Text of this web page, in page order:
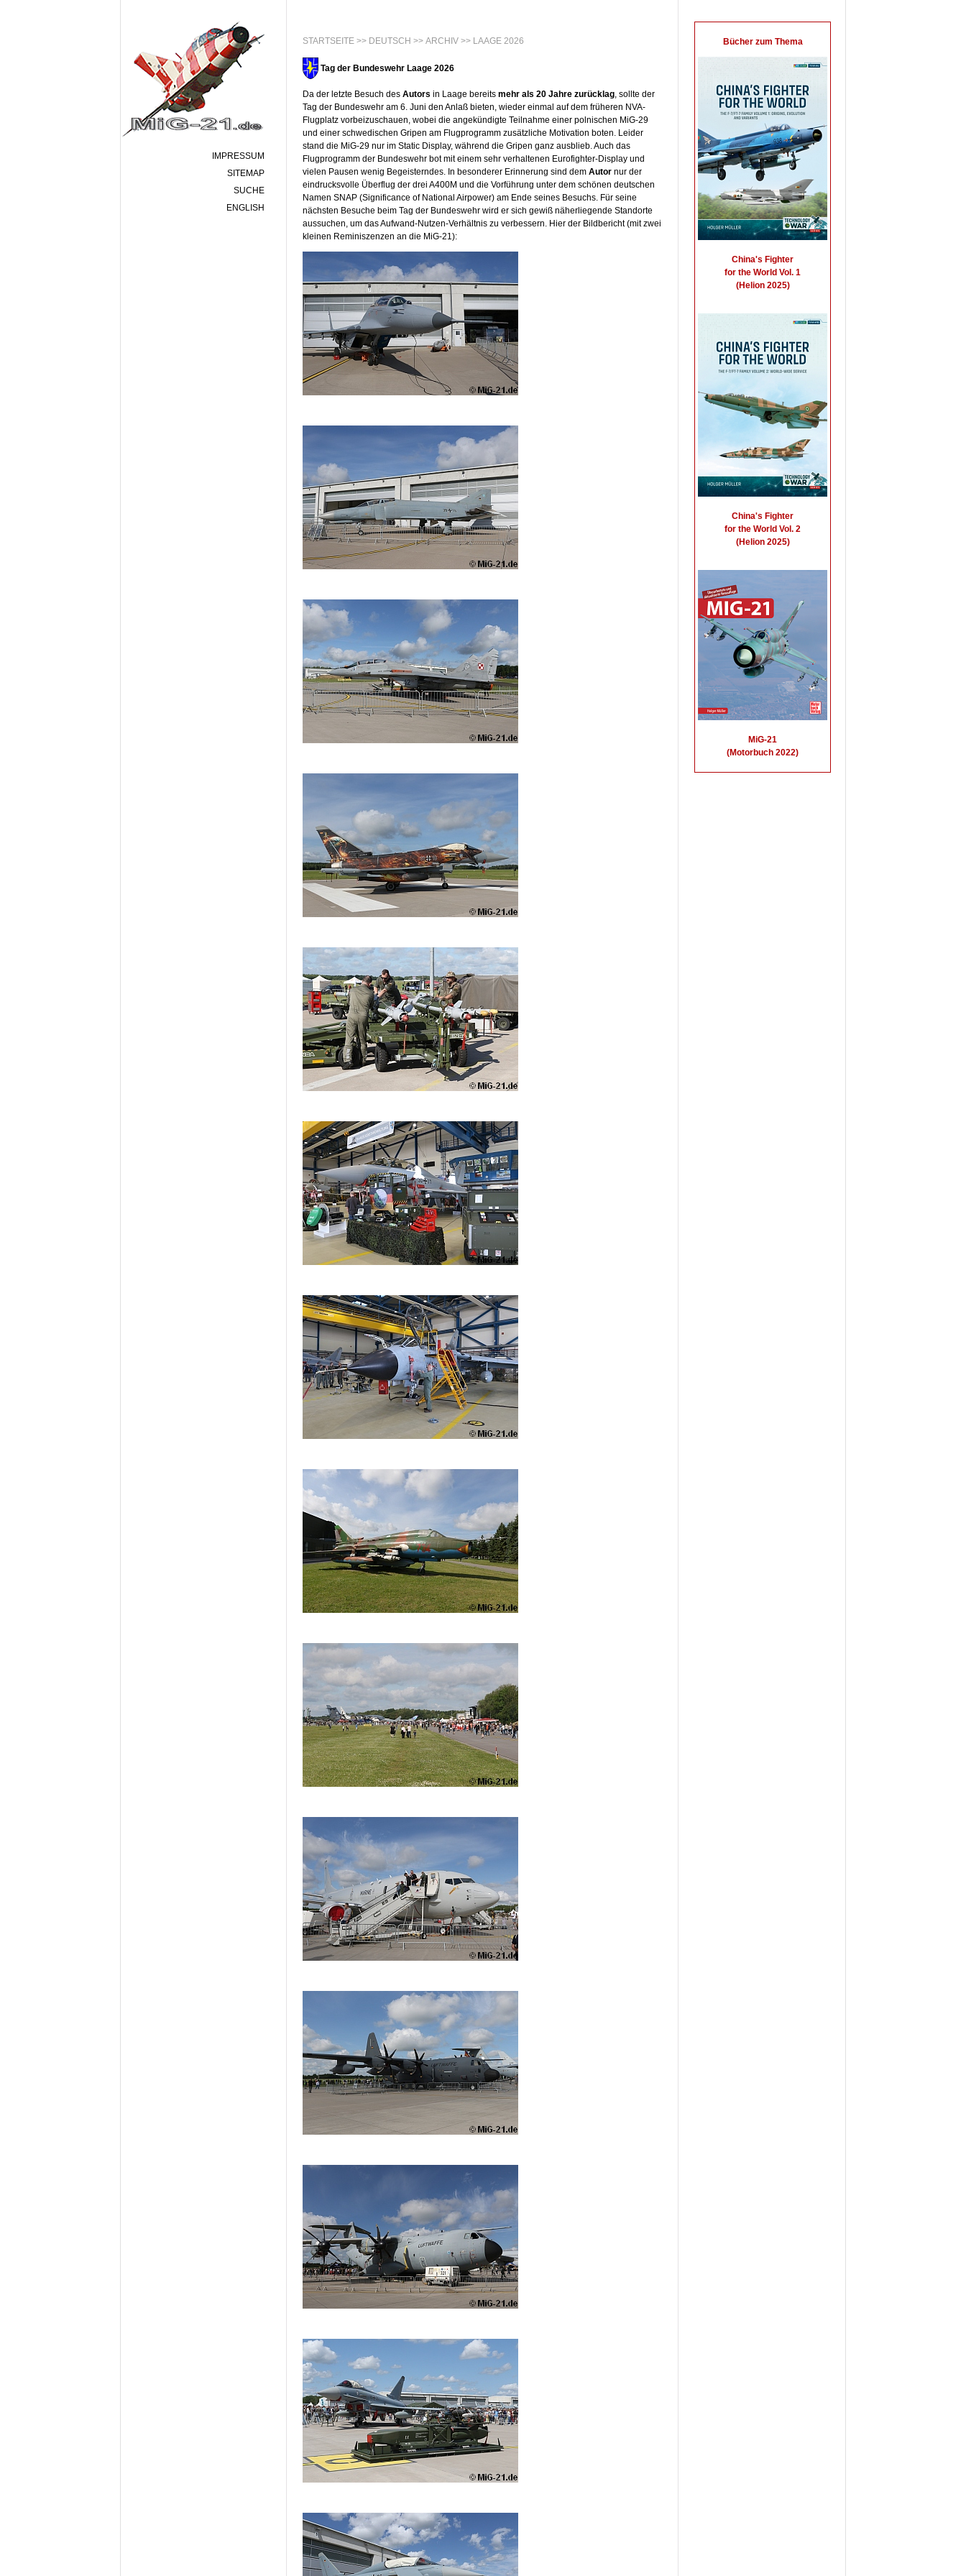
IMPRESSUM
SITEMAP
SUCHE
ENGLISH
STARTSEITE >> DEUTSCH >> ARCHIV >> LAAGE 2026
Tag der Bundeswehr Laage 2026
Da der letzte Besuch des Autors in Laage bereits mehr als 20 Jahre zurücklag, sollte der
Tag der Bundeswehr am 6. Juni den Anlaß bieten, wieder einmal auf dem früheren NVA-
Flugplatz vorbeizuschauen, wobei die angekündigte Teilnahme einer polnischen MiG-29
und einer schwedischen Gripen am Flugprogramm zusätzliche Motivation boten. Leider
stand die MiG-29 nur im Static Display, während die Gripen ganz ausblieb. Auch das
Flugprogramm der Bundeswehr bot mit einem sehr verhaltenen Eurofighter-Display und
vielen Pausen wenig Begeisterndes. In besonderer Erinnerung sind dem Autor nur der
eindrucksvolle Überflug der drei A400M und die Vorführung unter dem schönen deutschen
Namen SNAP (Significance of National Airpower) am Ende seines Besuchs. Für seine
nächsten Besuche beim Tag der Bundeswehr wird er sich gewiß näherliegende Standorte
aussuchen, um das Aufwand-Nutzen-Verhältnis zu verbessern. Hier der Bildbericht (mit zwei
kleinen Reminiszenzen an die MiG-21):